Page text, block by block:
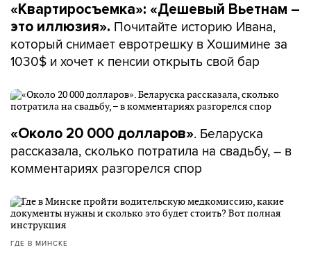
«Квартиросъемка»: «Дешевый Вьетнам –
это иллюзия». Почитайте историю Ивана,
который снимает евротрешку в Хошимине за
1030$ и хочет к пенсии открыть свой бар
«Около 20 000 долларов». Беларуска
рассказала, сколько потратила на свадьбу, – в
комментариях разгорелся спор
ГДЕ В МИНСКЕ